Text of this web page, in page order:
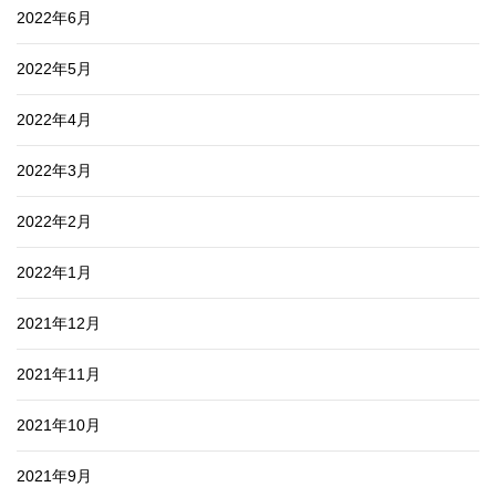
2022年6月
2022年5月
2022年4月
2022年3月
2022年2月
2022年1月
2021年12月
2021年11月
2021年10月
2021年9月